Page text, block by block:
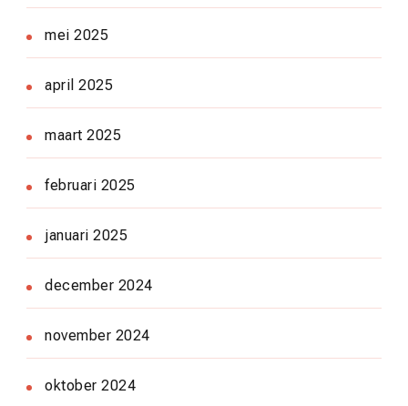
mei 2025
april 2025
maart 2025
februari 2025
januari 2025
december 2024
november 2024
oktober 2024